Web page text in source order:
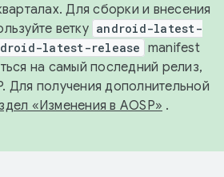
Для сборки и внесения
ветку android-latest-
latest-release manifest
на самый последний релиз,
Для получения дополнительной
«Изменения в AOSP» .